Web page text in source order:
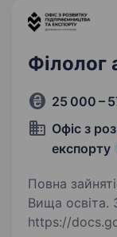
освіта…
Філолог
25 000 –
Офіс з
експорту
Повна
Вища освіта. ЗАВДАННЯ:
https://